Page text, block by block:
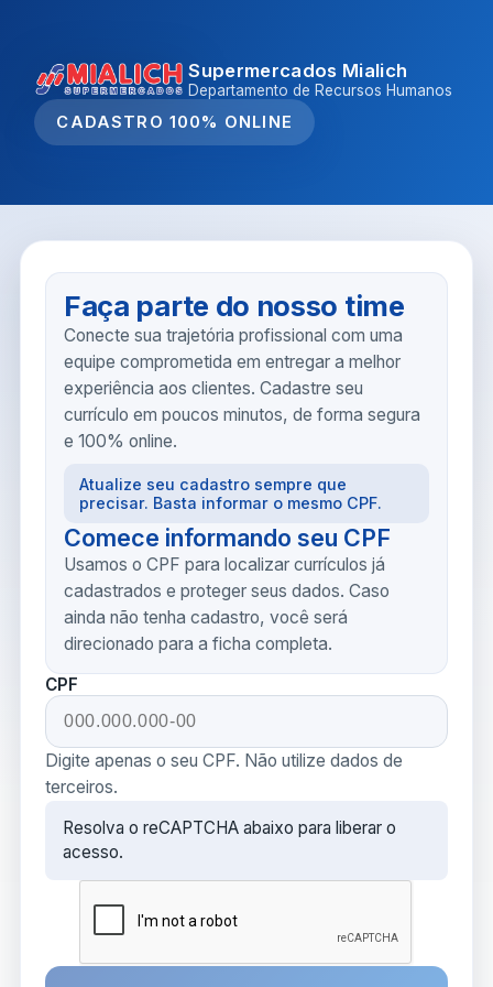
Supermercados Mialich
Departamento de Recursos Humanos
CADASTRO 100% ONLINE
Faça parte do nosso time
Conecte sua trajetória profissional com uma
equipe comprometida em entregar a melhor
experiência aos clientes. Cadastre seu
currículo em poucos minutos, de forma segura
e 100% online.
Atualize seu cadastro sempre que
precisar. Basta informar o mesmo CPF.
Comece informando seu CPF
Usamos o CPF para localizar currículos já
cadastrados e proteger seus dados. Caso
ainda não tenha cadastro, você será
direcionado para a ficha completa.
CPF
Digite apenas o seu CPF. Não utilize dados de
terceiros.
Resolva o reCAPTCHA abaixo para liberar o
acesso.